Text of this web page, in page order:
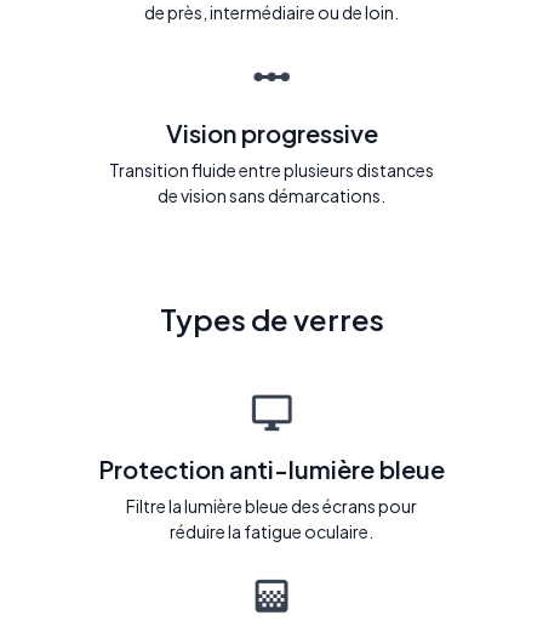
de près, intermédiaire ou de loin.
Vision progressive
Transition fluide entre plusieurs distances
de vision sans démarcations.
Types de verres
Protection anti-lumière bleue
Filtre la lumière bleue des écrans pour
réduire la fatigue oculaire.